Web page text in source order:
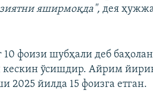
яширмоқда", дея
фоизи шубҳали деб
кескин ўсишдир. Айрим
2025 йилда 15 фоизга етган.